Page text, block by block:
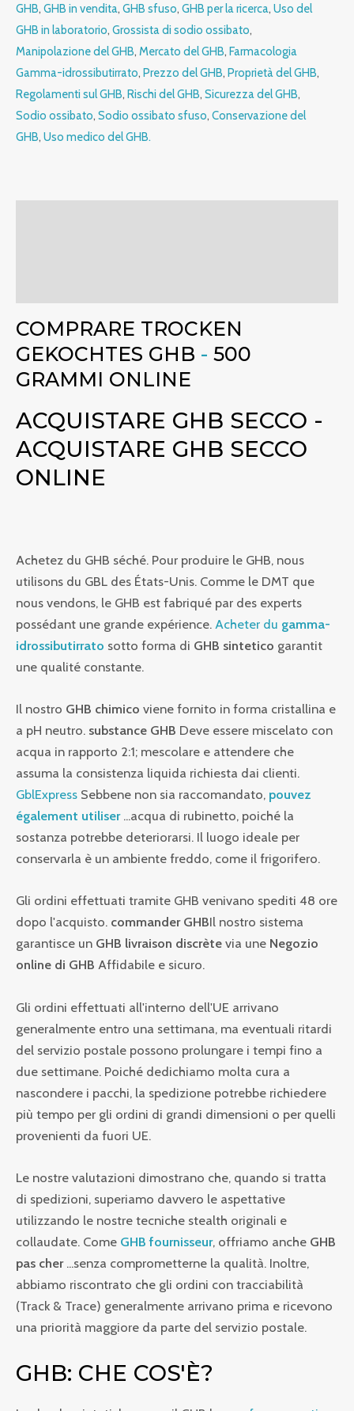
GHB, GHB in vendita, GHB sfuso, GHB per la ricerca, Uso del
GHB in laboratorio, Grossista di sodio ossibato,
Manipolazione del GHB, Mercato del GHB, Farmacologia
Gamma-idrossibutirrato, Prezzo del GHB, Proprietà del GHB,
Regolamenti sul GHB, Rischi del GHB, Sicurezza del GHB,
Sodio ossibato, Sodio ossibato sfuso, Conservazione del
GHB, Uso medico del GHB.
COMPRARE TROCKEN
GEKOCHTES GHB - 500
GRAMMI ONLINE
ACQUISTARE GHB SECCO -
ACQUISTARE GHB SECCO
ONLINE
Achetez du GHB séché. Pour produire le GHB, nous
utilisons du GBL des États-Unis. Comme le DMT que
nous vendons, le GHB est fabriqué par des experts
possédant une grande expérience. Acheter du gamma-
idrossibutirrato sotto forma di GHB sintetico garantit
une qualité constante.
Il nostro GHB chimico viene fornito in forma cristallina e
a pH neutro. substance GHB Deve essere miscelato con
acqua in rapporto 2:1; mescolare e attendere che
assuma la consistenza liquida richiesta dai clienti.
GblExpress Sebbene non sia raccomandato, pouvez
également utiliser...acqua di rubinetto, poiché la
sostanza potrebbe deteriorarsi. Il luogo ideale per
conservarla è un ambiente freddo, come il frigorifero.
Gli ordini effettuati tramite GHB venivano spediti 48 ore
dopo l'acquisto. commander GHBIl nostro sistema
garantisce un GHB livraison discrète via une Negozio
online di GHB Affidabile e sicuro.
Gli ordini effettuati all'interno dell'UE arrivano
generalmente entro una settimana, ma eventuali ritardi
del servizio postale possono prolungare i tempi fino a
due settimane. Poiché dedichiamo molta cura a
nascondere i pacchi, la spedizione potrebbe richiedere
più tempo per gli ordini di grandi dimensioni o per quelli
provenienti da fuori UE.
Le nostre valutazioni dimostrano che, quando si tratta
di spedizioni, superiamo davvero le aspettative
utilizzando le nostre tecniche stealth originali e
collaudate. Come GHB fournisseur, offriamo anche GHB
pas cher...senza comprometterne la qualità. Inoltre,
abbiamo riscontrato che gli ordini con tracciabilità
(Track & Trace) generalmente arrivano prima e ricevono
una priorità maggiore da parte del servizio postale.
GHB: CHE COS'È?